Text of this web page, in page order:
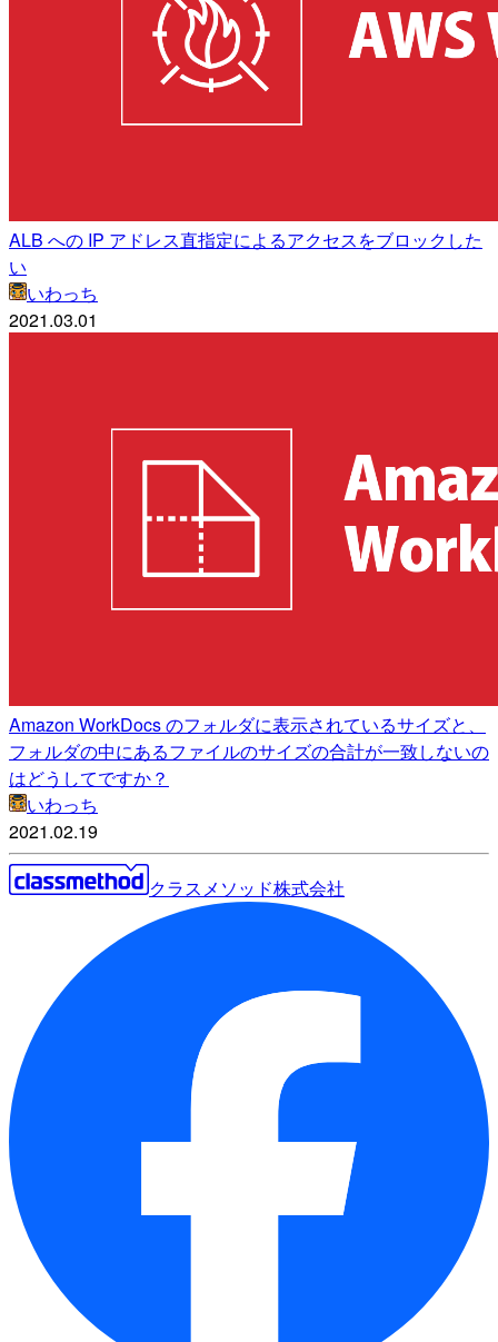
ALB への IP アドレス直指定によるアクセスをブロックした
い
いわっち
2021.03.01
Amazon WorkDocs のフォルダに表示されているサイズと、
フォルダの中にあるファイルのサイズの合計が一致しないの
はどうしてですか？
いわっち
2021.02.19
クラスメソッド株式会社